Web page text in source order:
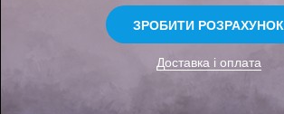
ЗРОБИТИ РОЗРАХУНОК
Доставка і оплата